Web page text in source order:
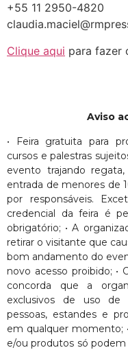
+55 11 2950-4820
Clique aqui para fazer
Aviso
• Feira gratuita para
cursos e palestras
evento trajando
entrada de menores de
por responsáveis.
credencial da feira é
obrigatório; • A
retirar o visitante que
bom andamento do
novo acesso proibido; •
concorda que a
exclusivos de uso de
pessoas, estandes e
em qualquer momento;
e/ou produtos só